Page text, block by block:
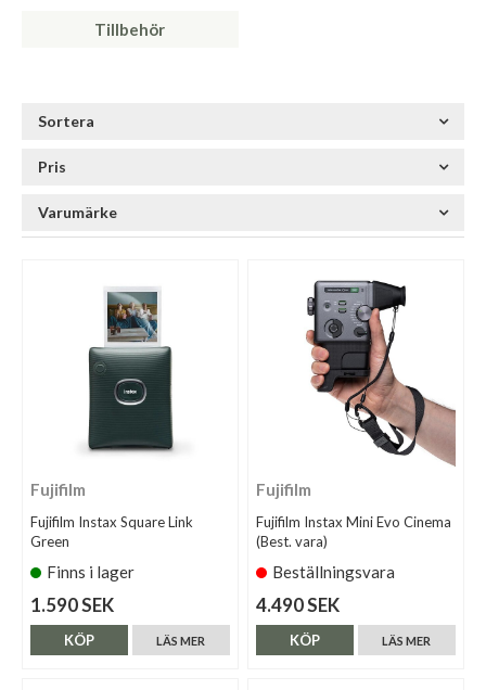
Tillbehör
Sortera
Pris
Varumärke
Fujifilm
Fujifilm Instax Square Link
Green
Finns i lager
1.590 SEK
LÄS MER
KÖP
Fujifilm
Fujifilm Instax Mini Evo Cinema
(Best. vara)
Beställningsvara
4.490 SEK
LÄS MER
KÖP